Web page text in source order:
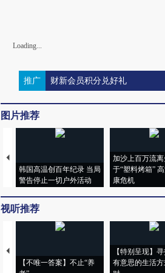
Loading...
推广 财新会员积分兑好礼
图片推荐
韩国高温创百年纪录 当局
警告停止一切户外活动
加沙上百万流
于“塑料烤箱”
康危机
视听推荐
【不唯一答案】不止“养
【特别呈现】
有意思的生活方